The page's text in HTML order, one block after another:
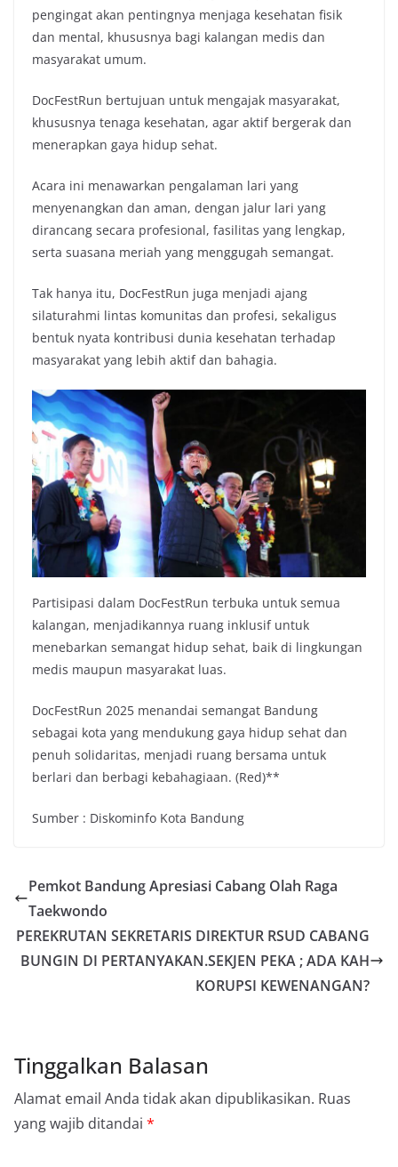
pengingat akan pentingnya menjaga kesehatan fisik
dan mental, khususnya bagi kalangan medis dan
masyarakat umum.
DocFestRun bertujuan untuk mengajak masyarakat,
khususnya tenaga kesehatan, agar aktif bergerak dan
menerapkan gaya hidup sehat.
Acara ini menawarkan pengalaman lari yang
menyenangkan dan aman, dengan jalur lari yang
dirancang secara profesional, fasilitas yang lengkap,
serta suasana meriah yang menggugah semangat.
Tak hanya itu, DocFestRun juga menjadi ajang
silaturahmi lintas komunitas dan profesi, sekaligus
bentuk nyata kontribusi dunia kesehatan terhadap
masyarakat yang lebih aktif dan bahagia.
Partisipasi dalam DocFestRun terbuka untuk semua
kalangan, menjadikannya ruang inklusif untuk
menebarkan semangat hidup sehat, baik di lingkungan
medis maupun masyarakat luas.
DocFestRun 2025 menandai semangat Bandung
sebagai kota yang mendukung gaya hidup sehat dan
penuh solidaritas, menjadi ruang bersama untuk
berlari dan berbagi kebahagiaan. (Red)**
Sumber : Diskominfo Kota Bandung
Pemkot Bandung Apresiasi Cabang Olah Raga
Taekwondo
PEREKRUTAN SEKRETARIS DIREKTUR RSUD CABANG
BUNGIN DI PERTANYAKAN.SEKJEN PEKA ; ADA KAH
KORUPSI KEWENANGAN?
Tinggalkan Balasan
Alamat email Anda tidak akan dipublikasikan. Ruas
yang wajib ditandai *